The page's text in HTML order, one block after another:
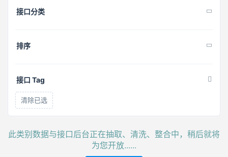
接口分类
排序
接口 Tag
清除已选
此类别数据与接口后台正在抽取、清洗、整合中，稍后就将
为您开放......